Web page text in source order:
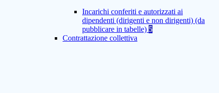
Incarichi conferiti e autorizzati ai
dipendenti (dirigenti e non dirigenti) (da
pubblicare in tabelle) 5
Contrattazione collettiva